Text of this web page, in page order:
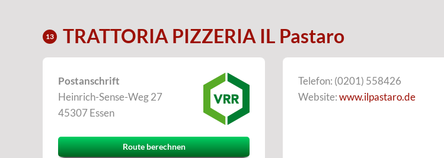
13 TRATTORIA PIZZERIA IL Pastaro
Postanschrift
Heinrich-Sense-Weg 27
45307 Essen
Route berechnen
Telefon: (0201) 558426
Website:www.ilpastaro.de